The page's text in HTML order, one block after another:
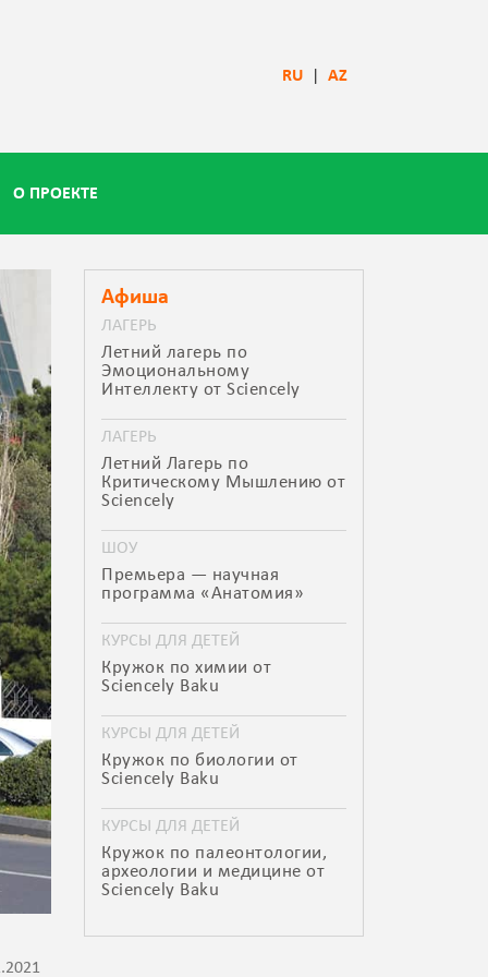
RU| AZ
О ПРОЕКТЕ
Афиша
ЛАГЕРЬ
Летний лагерь по
Эмоциональному
Интеллекту от Sciencely
ЛАГЕРЬ
Летний Лагерь по
Критическому Мышлению от
Sciencely
ШОУ
Премьера — научная
программа «Анатомия»
КУРСЫ ДЛЯ ДЕТЕЙ
Кружок по химии от
Sciencely Baku
КУРСЫ ДЛЯ ДЕТЕЙ
Кружок по биологии от
Sciencely Baku
КУРСЫ ДЛЯ ДЕТЕЙ
Кружок по палеонтологии,
археологии и медицине от
Sciencely Baku